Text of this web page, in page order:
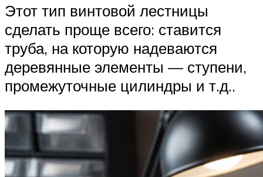
Этот тип винтовой лестницы
сделать проще всего: ставится
труба, на которую надеваются
деревянные элементы — ступени,
промежуточные цилиндры и т.д..